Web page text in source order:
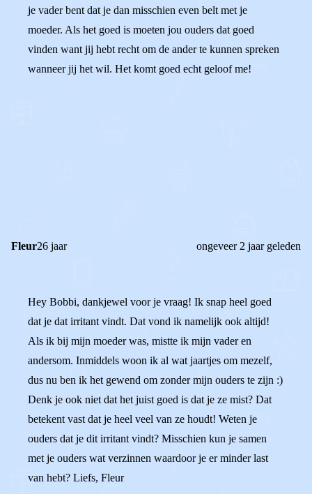
je vader bent dat je dan misschien even belt met je
moeder. Als het goed is moeten jou ouders dat goed
vinden want jij hebt recht om de ander te kunnen spreken
wanneer jij het wil. Het komt goed echt geloof me!
Fleur26 jaar ongeveer 2 jaar geleden
Hey Bobbi, dankjewel voor je vraag! Ik snap heel goed
dat je dat irritant vindt. Dat vond ik namelijk ook altijd!
Als ik bij mijn moeder was, mistte ik mijn vader en
andersom. Inmiddels woon ik al wat jaartjes om mezelf,
dus nu ben ik het gewend om zonder mijn ouders te zijn :)
Denk je ook niet dat het juist goed is dat je ze mist? Dat
betekent vast dat je heel veel van ze houdt! Weten je
ouders dat je dit irritant vindt? Misschien kun je samen
met je ouders wat verzinnen waardoor je er minder last
van hebt? Liefs, Fleur